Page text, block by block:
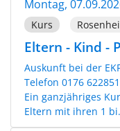
Montag,
Kurs
Eltern - Kind -
Auskunft bei der
Telefon 0176
Ein ganzjähriges
Eltern mit ihren 1